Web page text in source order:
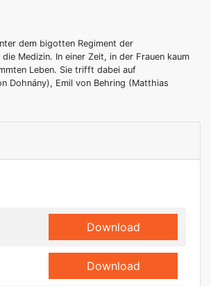
dem bigotten Regiment der
Medizin. In einer Zeit, in der Frauen kaum
Leben. Sie trifft dabei auf
Dohnány), Emil von Behring (Matthias
Download
Download